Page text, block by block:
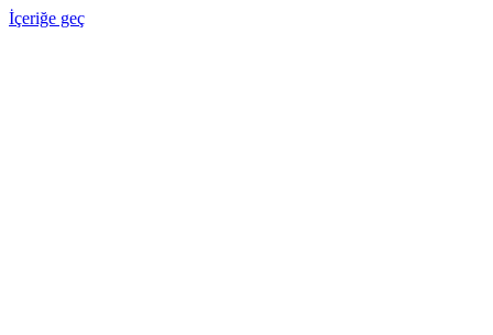
İçeriğe geç